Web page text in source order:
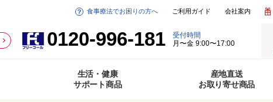
0120-996-181
受付時間
月〜金 9:00〜17:00
食事療法でお困りの方へ ご利用ガイド 会社案内
生活・健康
サポート商品
産地直送
お取り寄せ商品